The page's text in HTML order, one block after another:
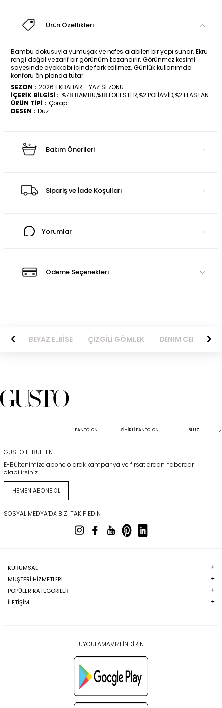
Ürün Özellikleri
Bambu dokusuyla yumuşak ve nefes alabilen bir yapı sunar. Ekru
rengi doğal ve zarif bir görünüm kazandırır. Görünmez kesimi
sayesinde ayakkabı içinde fark edilmez. Günlük kullanımda
konforu ön planda tutar.
SEZON : 2026 İLKBAHAR - YAZ SEZONU
İÇERİK BİLGİSİ : %78 BAMBU,%18 POLİESTER,%2 POLİAMİD,%2 ELASTAN
ÜRÜN TİPİ : Çorap
DESEN : Düz
Bakım Önerileri
Sipariş ve İade Koşulları
Yorumlar
Ödeme Seçenekleri
BEYAZ ELBİSE ÇİZGİLİ GÖMLEK DENIM CEKET
PANTOLON SİHİRLİ PANTOLON BLUZ
GUSTO E-BÜLTEN
E-Bültenimize abone olarak kampanya ve fırsatlardan haberdar
olabilirsiniz.
HEMEN ABONE OL
SOSYAL MEDYA’DA BIZI TAKIP EDIN
KURUMSAL
MÜŞTERI HIZMETLERI
POPÜLER KATEGORILER
İLETİŞİM
UYGULAMAMIZI İNDİRİN